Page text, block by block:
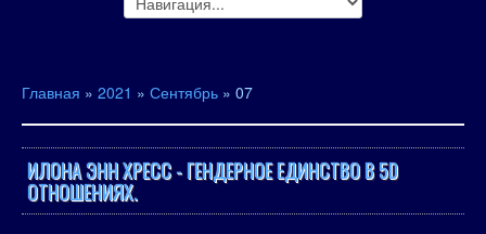
Главная » 2021 » Сентябрь » 07
ИЛОНА ЭНН ХРЕСС - ГЕНДЕРНОЕ ЕДИНСТВО В 5D
ОТНОШЕНИЯХ.